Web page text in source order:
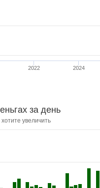
2022 2024
за день
увеличить